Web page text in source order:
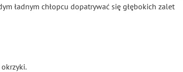
ładnym chłopcu dopatrywać się głębokich zalet